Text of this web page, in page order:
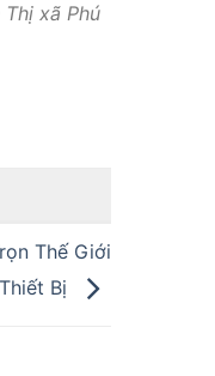
xã Phú
Thế Giới
Bị